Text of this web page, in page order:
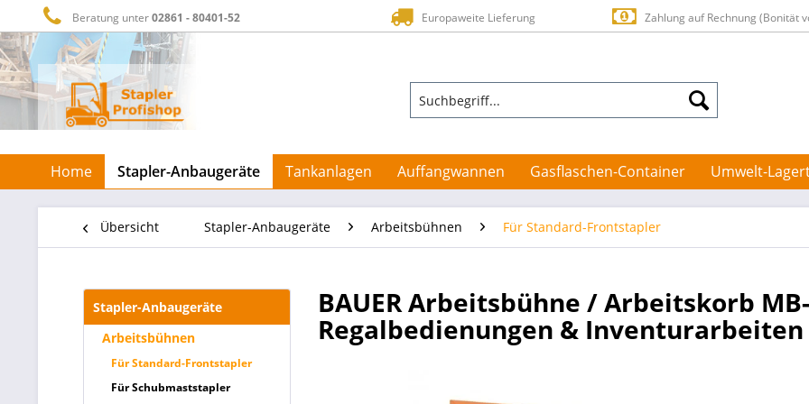
Beratung unter02861 - 80401-52 Europaweite Lieferung Zahlung auf Rechnung (Bonität
Home Stapler-Anbaugeräte Tankanlagen Auffangwannen Gasflaschen-Container Umwelt-
Übersicht Stapler-Anbaugeräte Arbeitsbühnen Für Standard-Frontstapler
Stapler-Anbaugeräte
Arbeitsbühnen
Für Standard-Frontstapler
Für Schubmaststapler
BAUER Arbeitsbühne / Arbeitskorb
Regalbedienungen & Inventurarbeiten